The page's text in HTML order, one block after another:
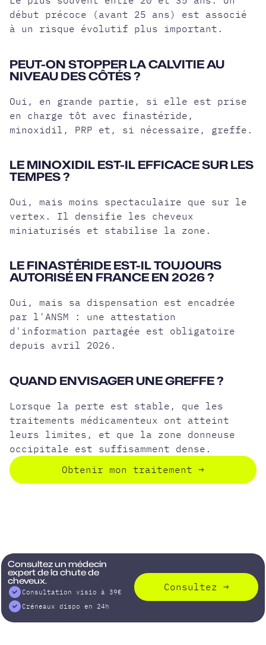
début précoce (avant 25 ans) est associé
à un risque évolutif plus important.
PEUT-ON STOPPER LA CALVITIE AU
NIVEAU DES CÔTÉS ?
Oui, en grande partie, si elle est prise
en charge tôt avec finastéride,
minoxidil, PRP et, si nécessaire, greffe.
LE MINOXIDIL EST-IL EFFICACE SUR LES
TEMPES ?
Oui, mais moins spectaculaire que sur le
vertex. Il densifie les cheveux
miniaturisés et stabilise la zone.
LE FINASTÉRIDE EST-IL TOUJOURS
AUTORISÉ EN FRANCE EN 2026 ?
Oui, mais sa dispensation est encadrée
par l'ANSM : une attestation
d'information partagée est obligatoire
depuis avril 2026.
QUAND ENVISAGER UNE GREFFE ?
Lorsque la perte est stable, que les
traitements médicamenteux ont atteint
leurs limites, et que la zone donneuse
occipitale est suffisamment dense.
Obtenir mon traitement →
Consultez un médecin
expert de la chute de
cheveux.
Consultation visio à 39€
Créneaux dispo en 24h
Consultez →